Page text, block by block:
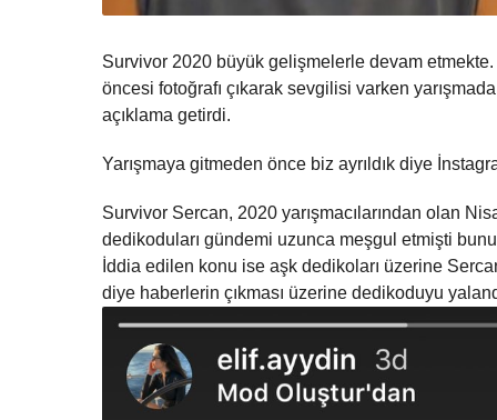
Survivor 2020 büyük gelişmelerle devam etmekte.
öncesi fotoğrafı çıkarak sevgilisi varken
açıklama getirdi.
Yarışmaya gitmeden önce biz ayrıldık diye
Survivor Sercan, 2020 yarışmacılarından olan
dedikoduları gündemi uzunca meşgul etmişti
İddia edilen konu ise aşk dedikoları üzerine
diye haberlerin çıkması üzerine dedikoduyu